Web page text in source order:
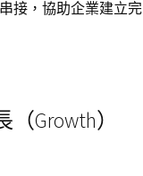
接，協助企業建立完
Growth）